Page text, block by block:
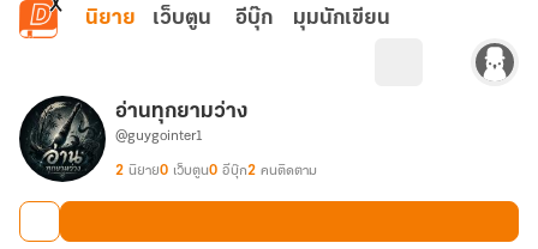
ข้ามไปยังเนื้อหาหลัก
นิยาย เว็บตูน อีบุ๊ก มุมนักเขียน
อ่านทุกยามว่าง
@guygointer1
2 นิยาย0 เว็บตูน0 อีบุ๊ก2 คนติดตาม